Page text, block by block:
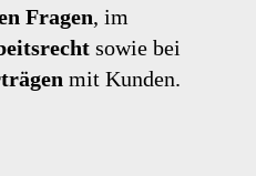
Fragen, im
sowie bei
mit Kunden.